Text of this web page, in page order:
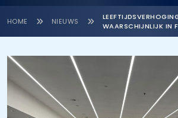
HOME NIEUWS
WAARSCHIJNLIJK IN